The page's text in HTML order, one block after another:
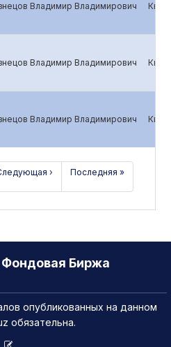
Владимир Владимирович
Владимир Владимирович
Владимир Владимирович
› Последняя »
Биржа
опубликованных на данном
обязательна.